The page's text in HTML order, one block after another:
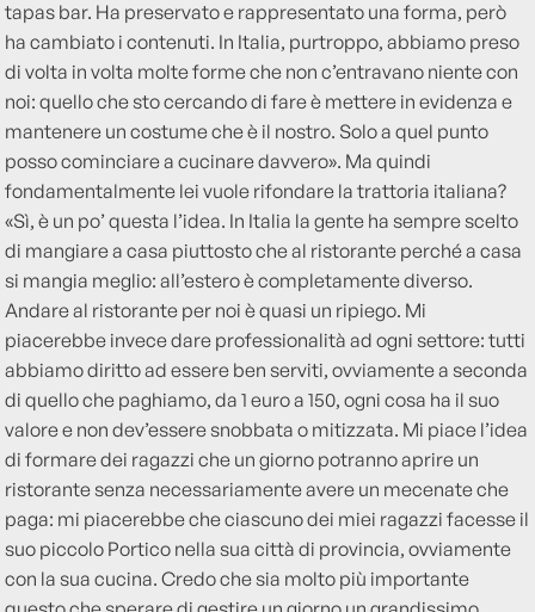
tapas bar. Ha preservato e rappresentato una forma, però
ha cambiato i contenuti. In Italia, purtroppo, abbiamo preso
di volta in volta molte forme che non c’entravano niente con
noi: quello che sto cercando di fare è mettere in evidenza e
mantenere un costume che è il nostro. Solo a quel punto
posso cominciare a cucinare davvero». Ma quindi
fondamentalmente lei vuole rifondare la trattoria italiana?
«Sì, è un po’ questa l’idea. In Italia la gente ha sempre scelto
di mangiare a casa piuttosto che al ristorante perché a casa
si mangia meglio: all’estero è completamente diverso.
Andare al ristorante per noi è quasi un ripiego. Mi
piacerebbe invece dare professionalità ad ogni settore: tutti
abbiamo diritto ad essere ben serviti, ovviamente a seconda
di quello che paghiamo, da 1 euro a 150, ogni cosa ha il suo
valore e non dev’essere snobbata o mitizzata. Mi piace l’idea
di formare dei ragazzi che un giorno potranno aprire un
ristorante senza necessariamente avere un mecenate che
paga: mi piacerebbe che ciascuno dei miei ragazzi facesse il
suo piccolo Portico nella sua città di provincia, ovviamente
con la sua cucina. Credo che sia molto più importante